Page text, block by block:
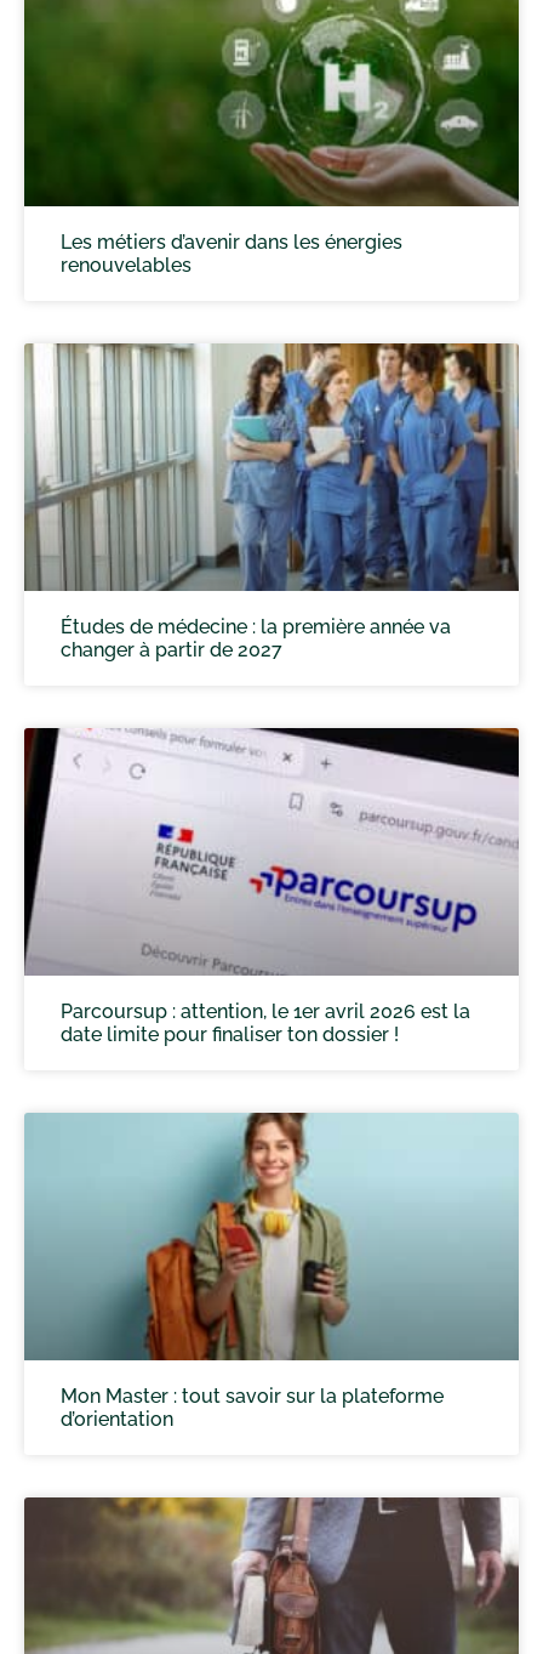
Les métiers d’avenir dans les énergies
renouvelables
Études de médecine : la première année va
changer à partir de 2027
Parcoursup : attention, le 1er avril 2026 est la
date limite pour finaliser ton dossier !
Mon Master : tout savoir sur la plateforme
d’orientation